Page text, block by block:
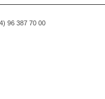
96 387 70 00